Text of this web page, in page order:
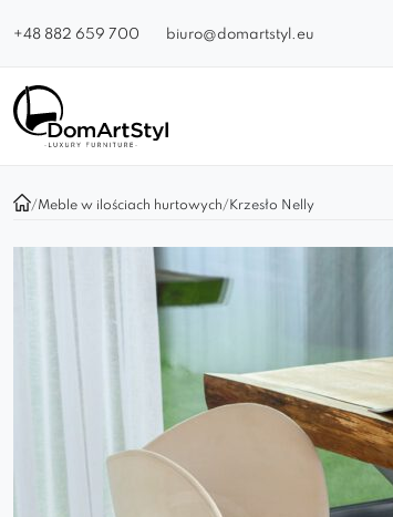
+48 882 659 700 biuro@domartstyl.eu
/Meble w ilościach hurtowych/ Krzesło Nelly